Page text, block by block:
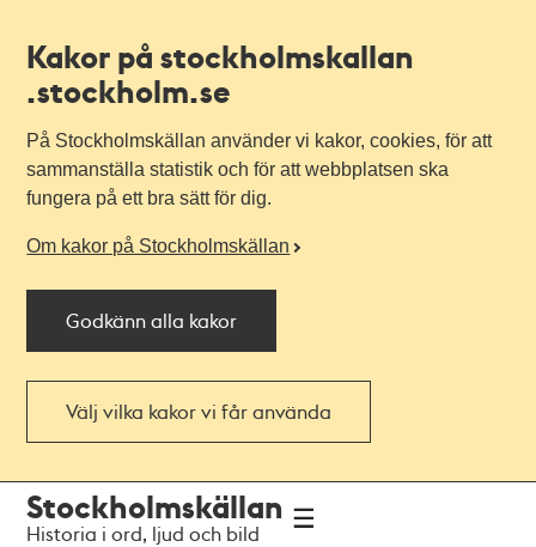
Kakor på stockholmskallan
.stockholm.se
På Stockholmskällan använder vi kakor, cookies, för att
sammanställa statistik och för att webbplatsen ska
fungera på ett bra sätt för dig.
Om kakor på Stockholmskällan
Godkänn alla kakor
Välj vilka kakor vi får använda
navigationen
huvudinnehållet
Stockholmskällan
Historia i ord, ljud och bild